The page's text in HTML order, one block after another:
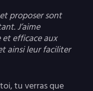
proposer sont
J’aime
efficace aux
ainsi leur faciliter
tu verras que